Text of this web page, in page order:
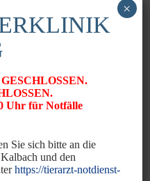
Verfahren bietet
sehr schonend und
überwacht. Hierzu zählen
Kapnographie kontrolliert
prüft die exakte
GESCHLOSSEN.
Uhr für Notfälle
Sie sich bitte an die
und den
https://tierarzt-notdienst-
×